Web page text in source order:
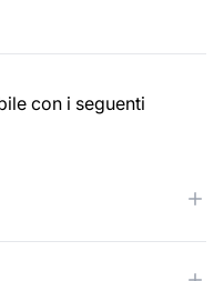
con i seguenti